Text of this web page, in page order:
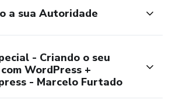
a sua Autoridade
- Criando o seu
WordPress +
- Marcelo Furtado